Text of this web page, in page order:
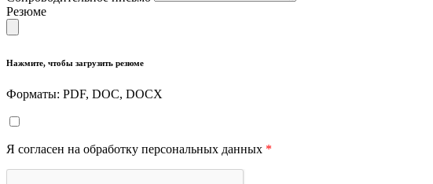
Резюме
Нажмите, чтобы загрузить резюме
Форматы: PDF, DOC, DOCX
Я согласен на обработку персональных данных *